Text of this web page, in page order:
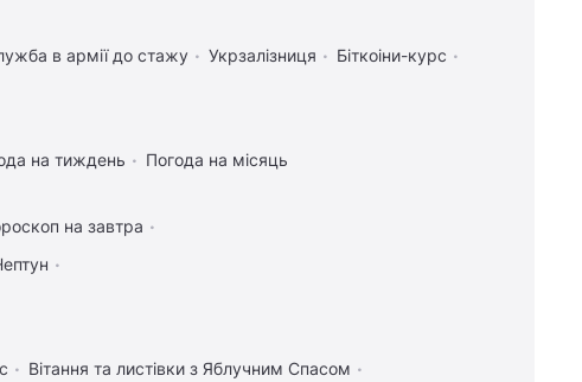
в армії до стажу Укрзалізниця
Біткоіни-курс
на тиждень Погода на місяць
на завтра
Вітання та листівки з Яблучним Спасом